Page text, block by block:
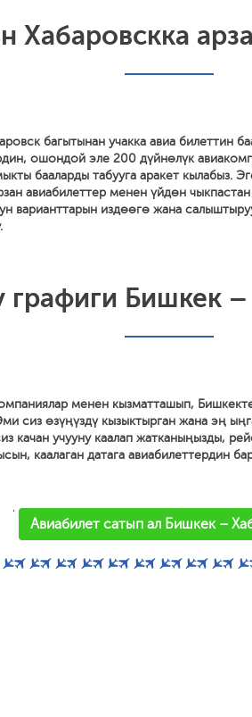
Хабаровскка
багытынан учакка авиа билеттин
ошондой эле 200 дүйнөлүк
бааларды табууга аракет кылабыз.
авиабилеттер менен үйдөн чыкпастан
варианттарын издөөгө жана
графиги Бишкек
менен кызматташып,
сиз өзүңүздү кызыктырган жана эң
качан учууну каалап жатканыңызды,
каалаган датага авиабилеттердин
'
Авиабилет сатып ал Бишкек –